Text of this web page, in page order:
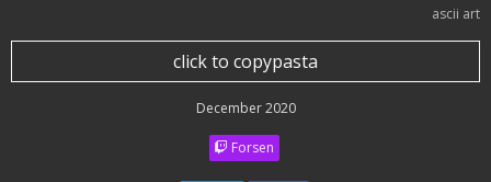
ascii art
click to copypasta
December 2020
Forsen